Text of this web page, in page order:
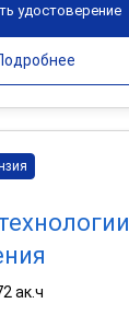
удостоверение
ак.ч